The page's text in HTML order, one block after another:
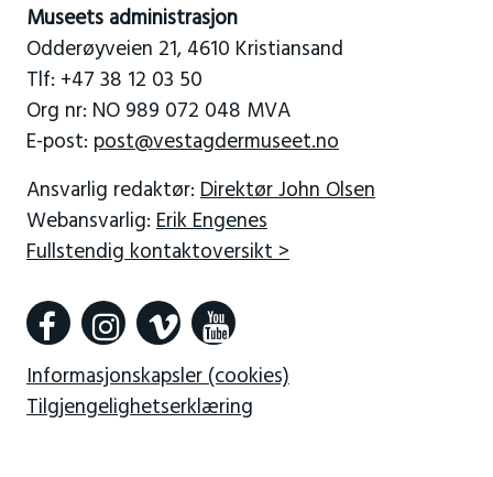
Museets administrasjon
Odderøyveien 21, 4610 Kristiansand
Tlf: +47 38 12 03 50
Org nr: NO 989 072 048 MVA
E-post: post@vestagdermuseet.no
Ansvarlig redaktør: Direktør John Olsen
Webansvarlig: Erik Engenes
Fullstendig kontaktoversikt >
Informasjonskapsler (cookies)
Tilgjengelighetserklæring